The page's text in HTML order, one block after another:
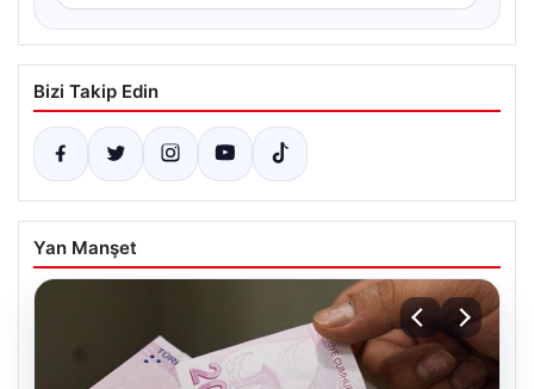
Bizi Takip Edin
Yan Manşet